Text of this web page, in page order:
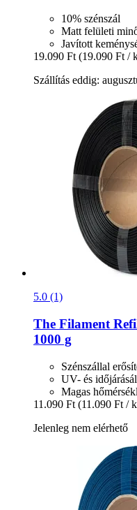
10% szénszál
Matt felületi
Javított
19.090 Ft (19.090 Ft /
Szállítás eddig:
5.0 (1)
The Filament
1000 g
Szénszállal
UV- és
Magas
11.090 Ft (11.090 Ft /
Jelenleg nem elérhető